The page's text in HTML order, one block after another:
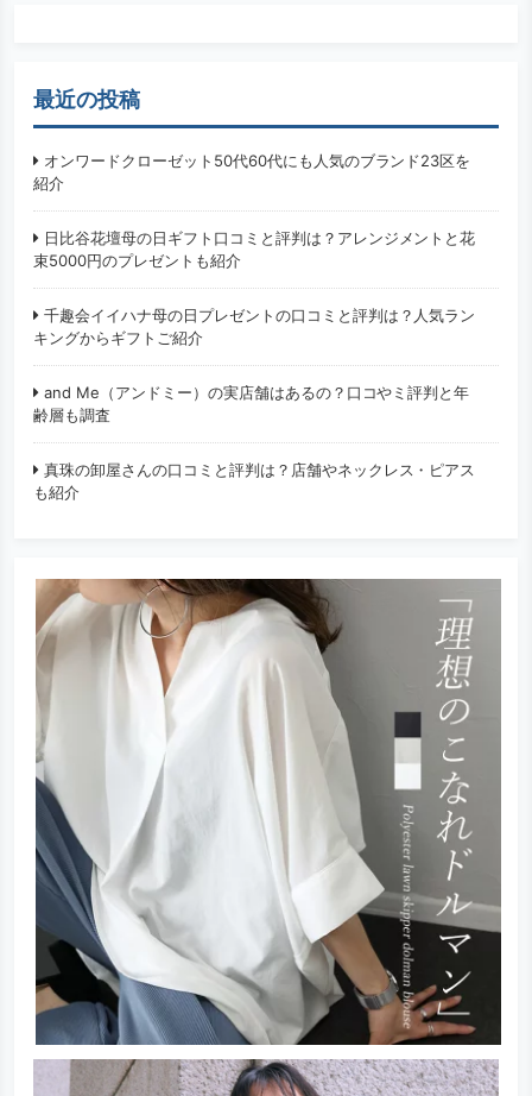
最近の投稿
オンワードクローゼット50代60代にも人気のブランド23区を
紹介
日比谷花壇母の日ギフト口コミと評判は？アレンジメントと花
束5000円のプレゼントも紹介
千趣会イイハナ母の日プレゼントの口コミと評判は？人気ラン
キングからギフトご紹介
and Me（アンドミー）の実店舗はあるの？口コやミ評判と年
齢層も調査
真珠の卸屋さんの口コミと評判は？店舗やネックレス・ピアス
も紹介